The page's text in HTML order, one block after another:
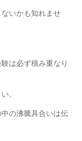
いかも知れませ
は必ず積み重なり
。
の沸騰具合いは伝